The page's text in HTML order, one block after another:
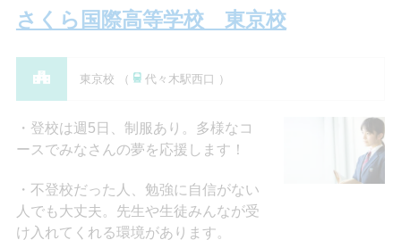
さくら国際高等学校 東京校
東京校 （ 代々木駅西口 ）
登校は週5日、制服あり。多様なコ
ースでみなさんの夢を応援します！
不登校だった人、勉強に自信がない
人でも大丈夫。先生や生徒みんなが受
け入れてくれる環境があります。